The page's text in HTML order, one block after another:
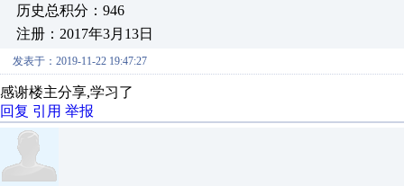
历史总积分：946
注册：2017年3月13日
发表于：2019-11-22 19:47:27
感谢楼主分享,学习了
回复 引用 举报